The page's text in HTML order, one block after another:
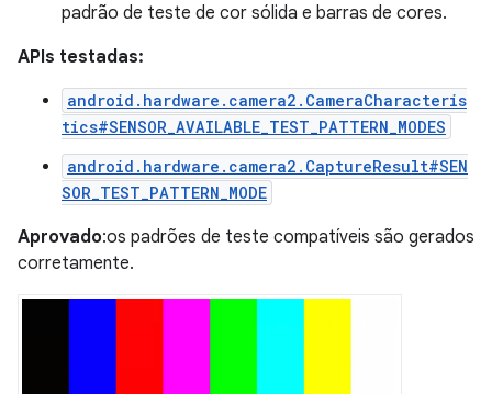
padrão de teste de cor sólida e barras de cores.
APIs testadas:
android.hardware.camera2.CameraCharacteris
tics#SENSOR_AVAILABLE_TEST_PATTERN_MODES
android.hardware.camera2.CaptureResult#SEN
SOR_TEST_PATTERN_MODE
Aprovado:os padrões de teste compatíveis são gerados
corretamente.